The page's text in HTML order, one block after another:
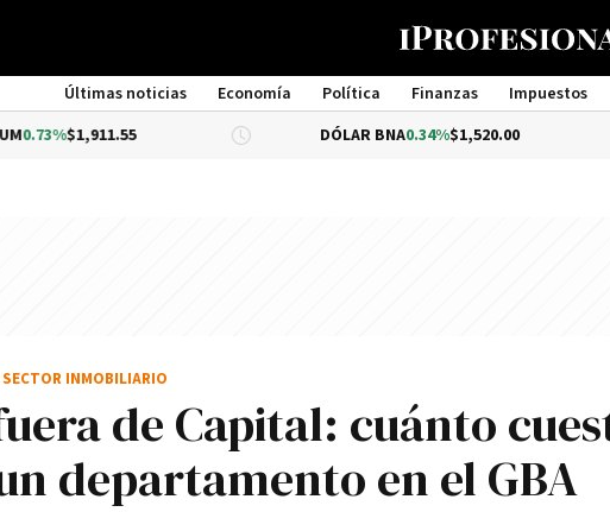
Últimas noticias Economía Política Finanzas Impuestos
Management
DÓLAR BNA0.34%$1,520.00
de Capital: cuánto
departamento en el GBA
SECTOR INMOBILIARIO